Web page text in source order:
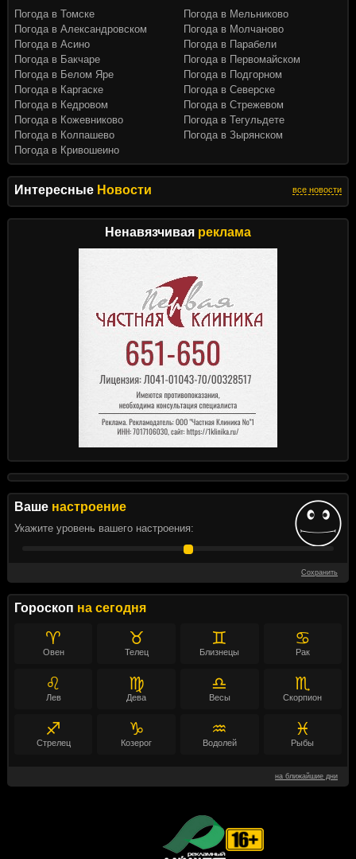
Интересные Новости все новости
Ненавязчивая реклама
Ваше настроение
Укажите уровень вашего настроения:
Сохранить
Гороскоп на сегодня
♈
Овен
♉
Телец
♊
Близнецы
♋
Рак
♌
Лев
♍
Дева
♎
Весы
♏
Скорпион
♐
Стрелец
♑
Козерог
♒
Водолей
♓
Рыбы
на ближайшие дни
Погода в Томске
Погода в Александровском
Погода в Асино
Погода в Бакчаре
Погода в Белом Яре
Погода в Каргаске
Погода в Кедровом
Погода в Кожевниково
Погода в Колпашево
Погода в Кривошеино
Погода в Мельниково
Погода в Молчаново
Погода в Парабели
Погода в Первомайском
Погода в Подгорном
Погода в Северске
Погода в Стрежевом
Погода в Тегульдете
Погода в Зырянском